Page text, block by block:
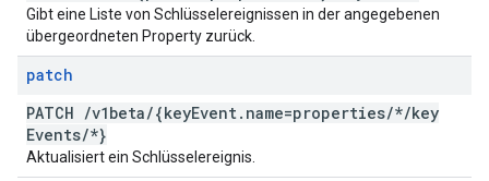
Gibt eine Liste von Schlüsselereignissen in der angegebenen
übergeordneten Property zurück.
patch
PATCH /v1beta/{keyEvent. name=properties/*/key
Events/*}
Aktualisiert ein Schlüsselereignis.